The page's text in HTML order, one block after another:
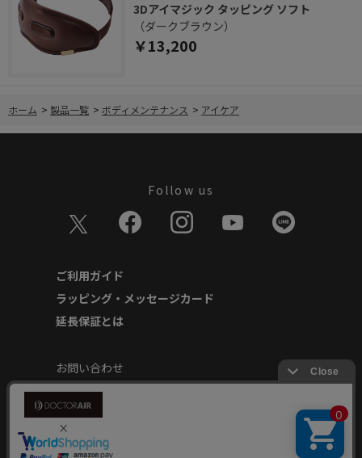
3Dアイマジック タッピング ソフト
（ダークブラウン）
￥13,200
ホーム > 製品一覧 > ボディメンテナンス > アイケア
Follow us
ご利用ガイド
ラッピング・メッセージカード
延長保証とは
お問い合わせ
個人情報の取り扱いについて
特定商取引に基づく表記
商品延長保証規約